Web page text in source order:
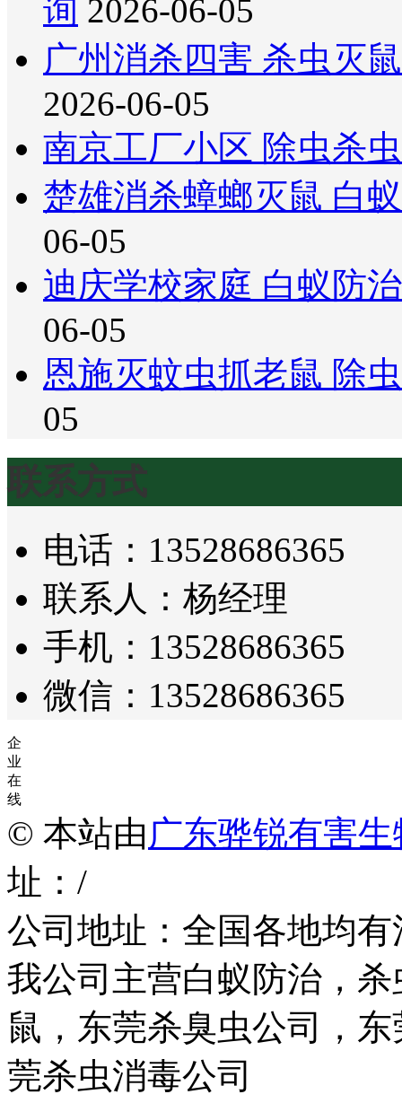
询 2026-06-05
广州消杀四害 杀虫灭
2026-06-05
南京工厂小区 除虫杀
楚雄消杀蟑螂灭鼠 白
06-05
迪庆学校家庭 白蚁防
06-05
恩施灭蚊虫抓老鼠 除
05
联系方式
电话：13528686365
联系人：杨经理
手机：13528686365
微信：13528686365
企
业
在
线
© 本站由 广东骅锐有害
址：/
公司地址：全国各地均
我公司主营白蚁防治，
鼠，东莞杀臭虫公司，
莞杀虫消毒公司